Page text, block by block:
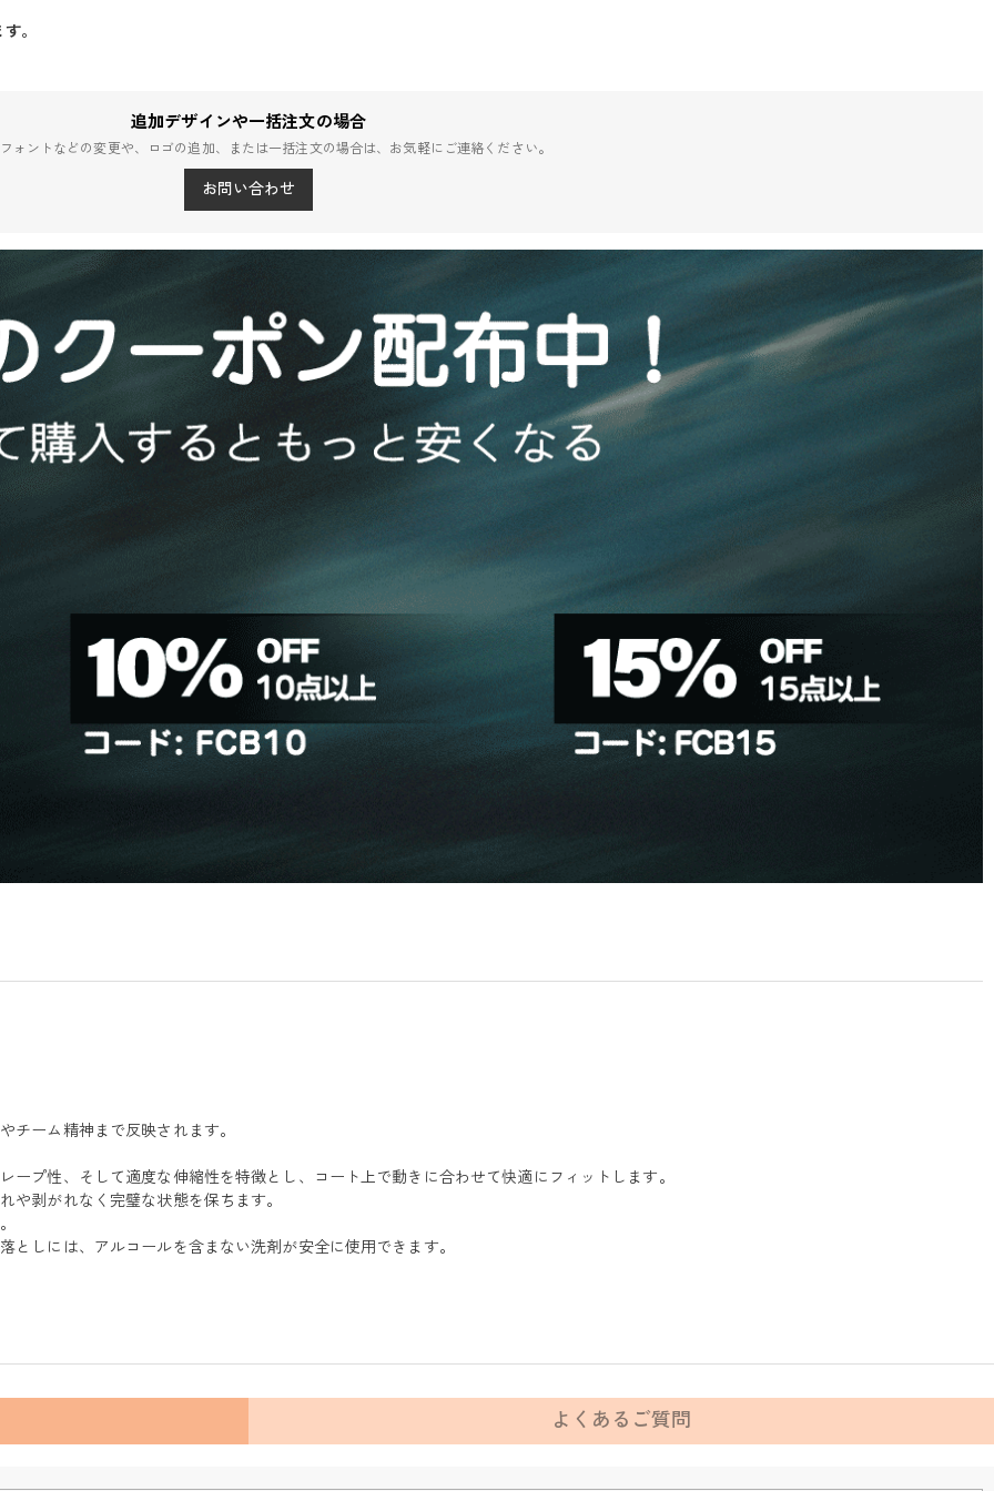
。
追加デザインや一括注文の場合
ォントなどの変更や、ロゴの追加、または一括注文の場合は、お気軽にご連絡ください。
お問い合わせ
チーム精神まで反映されます。
プ性、そして適度な伸縮性を特徴とし、コート上で動きに合わせて快適にフィットします。
剥がれなく完璧な状態を保ちます。
しには、アルコールを含まない洗剤が安全に使用できます。
よくあるご質問